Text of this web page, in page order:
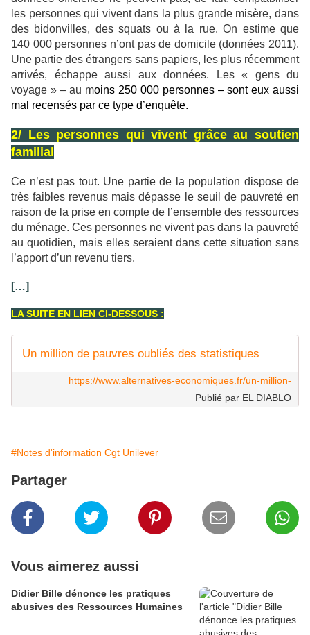
les personnes qui vivent dans la plus grande misère, dans
des bidonvilles, des squats ou à la rue. On estime que
140 000 personnes n’ont pas de domicile (données 2011).
Une partie des étrangers sans papiers, les plus récemment
arrivés, échappe aussi aux données. Les « gens du
voyage » – au moins 250 000 personnes – sont eux aussi
mal recensés par ce type d’enquête.
2/ Les personnes qui vivent grâce au soutien
familial
Ce n’est pas tout. Une partie de la population dispose de
très faibles revenus mais dépasse le seuil de pauvreté en
raison de la prise en compte de l’ensemble des ressources
du ménage. Ces personnes ne vivent pas dans la pauvreté
au quotidien, mais elles seraient dans cette situation sans
l’apport d’un revenu tiers.
[…]
LA SUITE EN LIEN CI-DESSOUS :
Un million de pauvres oubliés des statistiques
https://www.alternatives-economiques.fr/un-million-
Publié par EL DIABLO
#Notes d'information Cgt Unilever
Partager
Vous aimerez aussi
Didier Bille dénonce les pratiques
abusives des Ressources Humaines